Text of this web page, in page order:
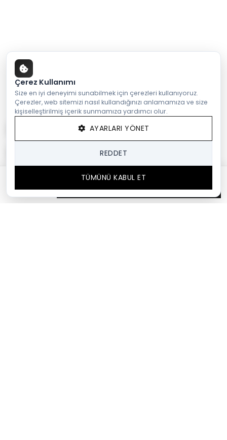
2.788,50 TL
Çerez Kullanımı
Size en iyi deneyimi sunabilmek için çerezleri kullanıyoruz.
Çerezler, web sitemizi nasıl kullandığınızı anlamamıza ve size
kişiselleştirilmiş içerik sunmamıza yardımcı olur.
AYARLARI YÖNET
REDDET
TÜMÜNÜ KABUL ET